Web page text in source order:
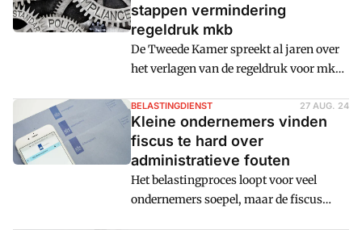
stappen vermindering
regeldruk mkb
De Tweede Kamer spreekt al jaren over
het verlagen van de regeldruk voor mkb-
parlement nu concrete stappen en een
drukvermindering van 20%.
BELASTINGDIENST 27 AUG. 24
Kleine ondernemers vinden
fiscus te hard over
administratieve fouten
Het belastingproces loopt voor veel
ondernemers soepel, maar de fiscus